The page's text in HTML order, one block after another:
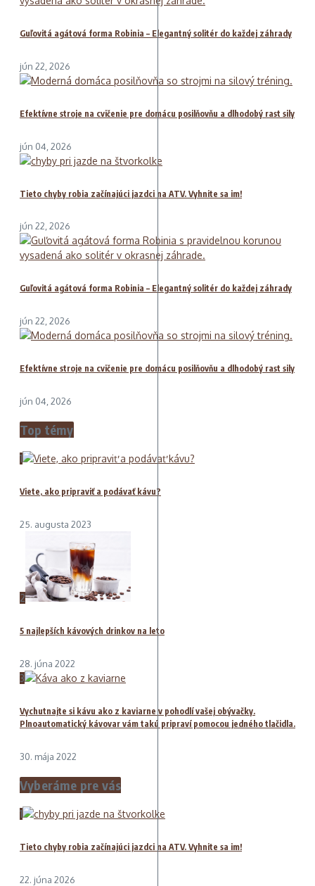
Guľovitá agátová forma Robinia – Elegantný solitér do každej záhrady
jún 22, 2026
Efektívne stroje na cvičenie pre domácu posilňovňu a dlhodobý rast sily
jún 04, 2026
Tieto chyby robia začínajúci jazdci na ATV. Vyhnite sa im!
jún 22, 2026
Guľovitá agátová forma Robinia – Elegantný solitér do každej záhrady
jún 22, 2026
Efektívne stroje na cvičenie pre domácu posilňovňu a dlhodobý rast sily
jún 04, 2026
Top témy
1
Viete, ako pripraviť a podávať kávu?
25. augusta 2023
2
5 najlepších kávových drinkov na leto
28. júna 2022
3
Vychutnajte si kávu ako z kaviarne v pohodlí vašej obývačky.
Plnoautomatický kávovar vám takú pripraví pomocou jedného tlačidla.
30. mája 2022
Vyberáme pre vás
1
Tieto chyby robia začínajúci jazdci na ATV. Vyhnite sa im!
22. júna 2026